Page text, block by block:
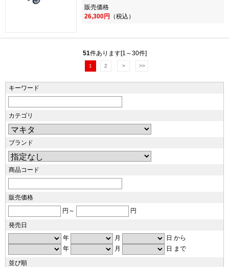
販売価格
26,300円 （税込）
51件あります[1～30件]
1 2 > >>
キーワード
カテゴリ
ブランド
商品コード
販売価格
円～
円
発売日
年
月
日 から
年
月
日 まで
並び順